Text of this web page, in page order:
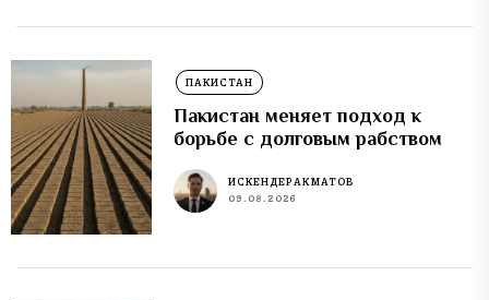
ПАКИСТАН
Пакистан меняет подход к
борьбе с долговым рабством
ИСКЕНДЕР АКМАТОВ
09.08.2026